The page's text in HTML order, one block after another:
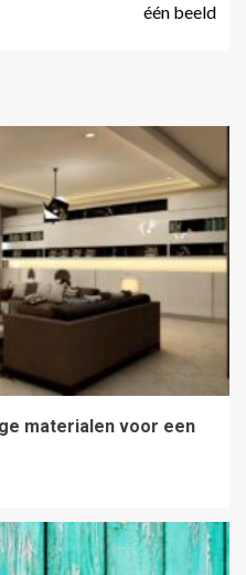
één beeld
materialen voor een